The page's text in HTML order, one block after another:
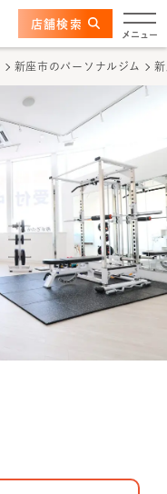
へ
メニュー
店舗検索
新座市のパーソナルジム